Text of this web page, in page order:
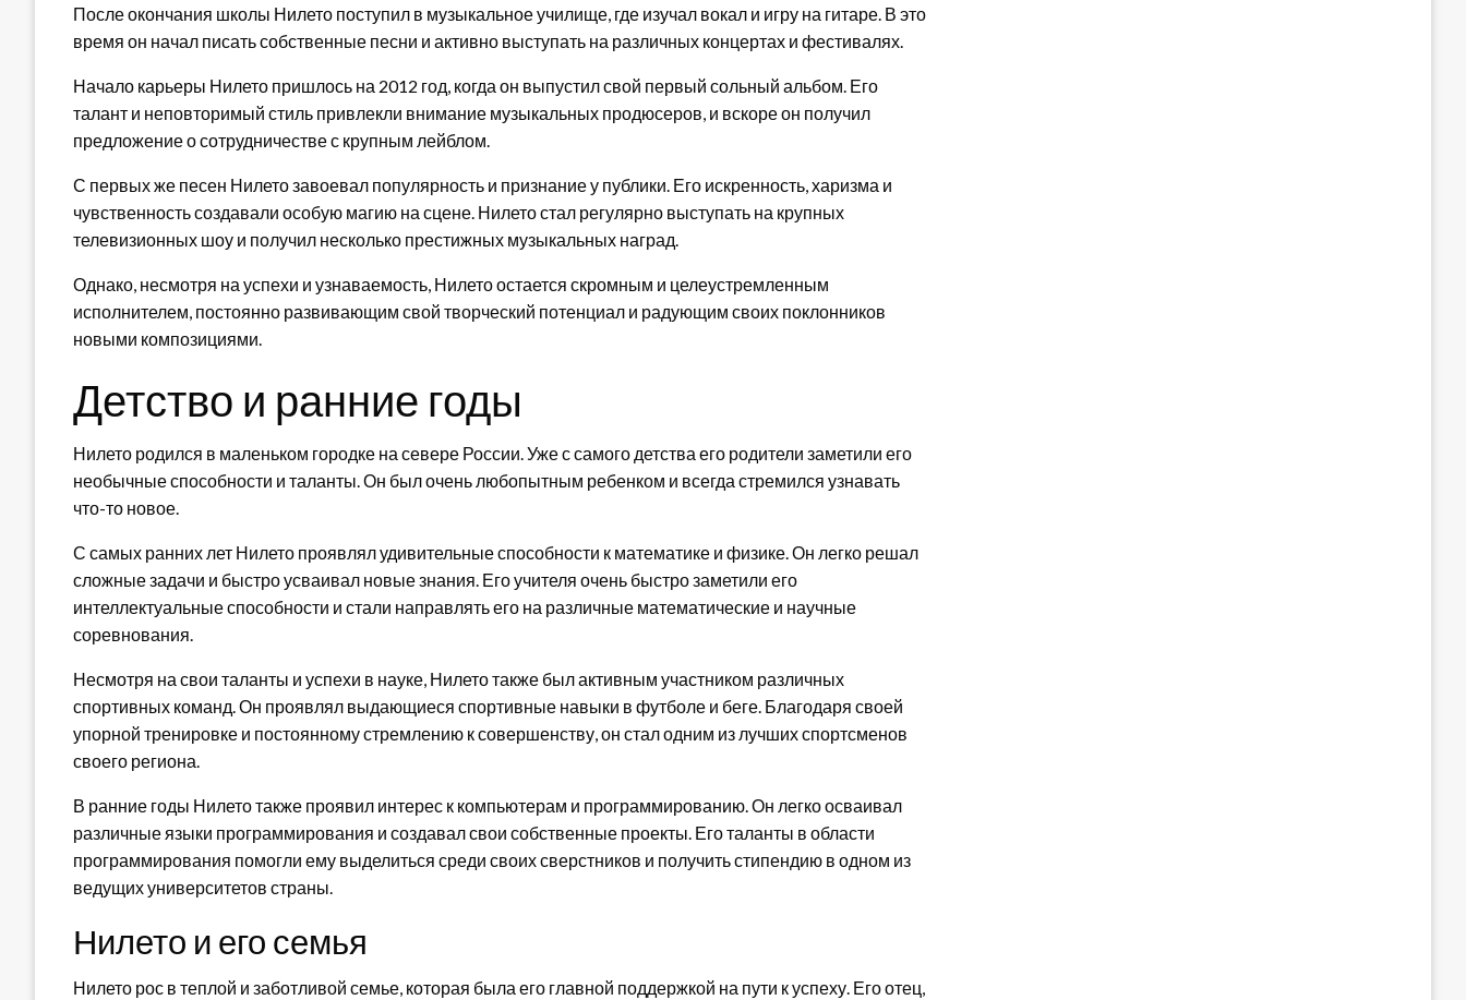
После окончания школы Нилето поступил в музыкальное училище, где изучал вокал и игру на гитаре. В это
время он начал писать собственные песни и активно выступать на различных концертах и фестивалях.
Начало карьеры Нилето пришлось на 2012 год, когда он выпустил свой первый сольный альбом. Его
талант и неповторимый стиль привлекли внимание музыкальных продюсеров, и вскоре он получил
предложение о сотрудничестве с крупным лейблом.
С первых же песен Нилето завоевал популярность и признание у публики. Его искренность, харизма и
чувственность создавали особую магию на сцене. Нилето стал регулярно выступать на крупных
телевизионных шоу и получил несколько престижных музыкальных наград.
Однако, несмотря на успехи и узнаваемость, Нилето остается скромным и целеустремленным
исполнителем, постоянно развивающим свой творческий потенциал и радующим своих поклонников
новыми композициями.
Детство и ранние годы
Нилето родился в маленьком городке на севере России. Уже с самого детства его родители заметили его
необычные способности и таланты. Он был очень любопытным ребенком и всегда стремился узнавать
что-то новое.
С самых ранних лет Нилето проявлял удивительные способности к математике и физике. Он легко решал
сложные задачи и быстро усваивал новые знания. Его учителя очень быстро заметили его
интеллектуальные способности и стали направлять его на различные математические и научные
соревнования.
Несмотря на свои таланты и успехи в науке, Нилето также был активным участником различных
спортивных команд. Он проявлял выдающиеся спортивные навыки в футболе и беге. Благодаря своей
упорной тренировке и постоянному стремлению к совершенству, он стал одним из лучших спортсменов
своего региона.
В ранние годы Нилето также проявил интерес к компьютерам и программированию. Он легко осваивал
различные языки программирования и создавал свои собственные проекты. Его таланты в области
программирования помогли ему выделиться среди своих сверстников и получить стипендию в одном из
ведущих университетов страны.
Нилето и его семья
Нилето рос в теплой и заботливой семье, которая была его главной поддержкой на пути к успеху. Его отец,